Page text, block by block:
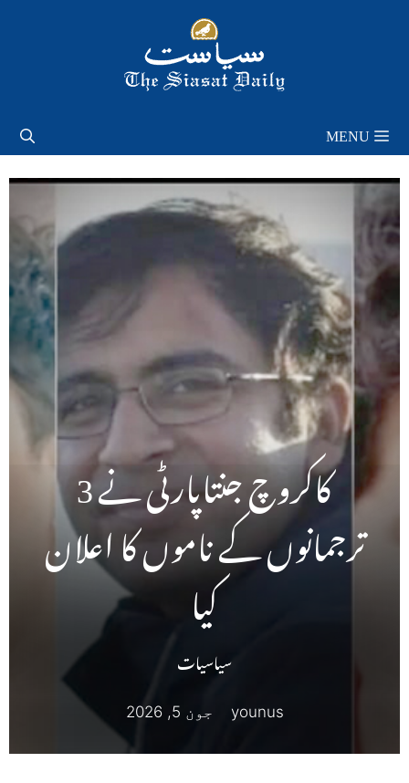
MENU
کاکروچ جنتاپارٹی نے 3
ترجمانوں کے ناموں کا اعلان
کیا
سیاسیات
younus جون 5, 2026